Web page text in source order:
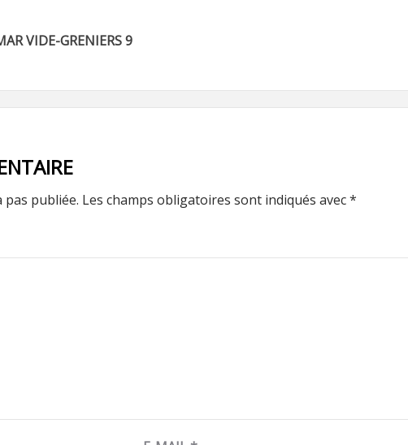
VIDE-GRENIERS 9
pas publiée. Les champs obligatoires sont indiqués avec*